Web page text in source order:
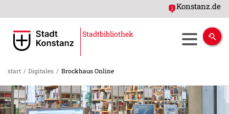
Konstanz.de
Stadtbibliothek
start / Digitales / Brockhaus Online